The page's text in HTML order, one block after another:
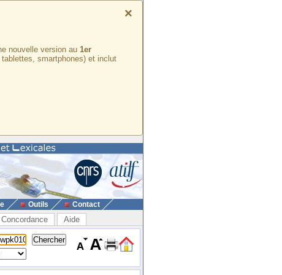
×
nouvelle version au 1er
smartphones) et inclut
Outils Contact
Concordance Aide